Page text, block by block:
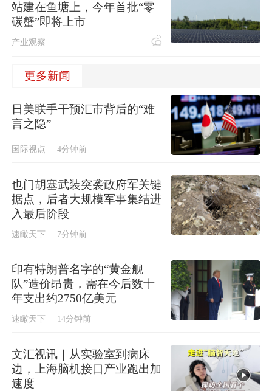
站建在鱼塘上，今年首批“零
碳蟹”即将上市
产业观察 17
更多新闻
日美联手干预汇市背后的“难
言之隐”
国际视点 4分钟前
也门胡塞武装突袭政府军关键
据点，后者大规模军事集结进
入最后阶段
速瞰天下 7分钟前
印有特朗普名字的“黄金舰
队”造价昂贵，需在今后数十
年支出约2750亿美元
速瞰天下 14分钟前
文汇视讯｜从实验室到病床
边，上海脑机接口产业跑出加
速度